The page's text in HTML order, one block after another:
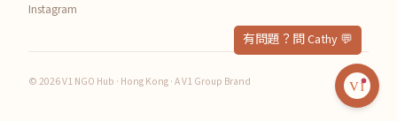
Instagram
© 2026 V1 NGO Hub · Hong Kong · A V1 Group Brand